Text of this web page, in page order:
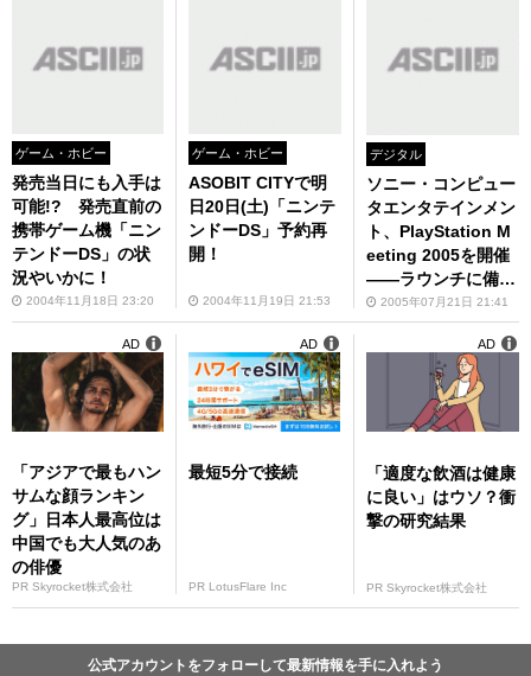
ゲーム・ホビー
発売当日にも入手は
可能!? 発売直前の
携帯ゲーム機「ニン
テンドーDS」の状
況やいかに！
2004年11月18日 23:20
ゲーム・ホビー
ASOBIT CITYで明
日20日(土)「ニンテ
ンドーDS」予約再
開！
2004年11月19日 21:53
デジタル
ソニー・コンピュー
タエンタテインメン
ト、PlayStation M
eeting 2005を開催
――ラウンチに備え
てPS3の開発環境の
充実に力を注ぐ
2005年07月21日 21:41
「アジアで最もハン
サムな顔ランキン
グ」日本人最高位は
中国でも大人気のあ
の俳優
PR Skyrocket株式会社
AD
最短5分で接続
PR LotusFlare Inc
AD
「適度な飲酒は健康
に良い」はウソ？衝
撃の研究結果
PR Skyrocket株式会社
AD
公式アカウントをフォローして最新情報を手に入れよう